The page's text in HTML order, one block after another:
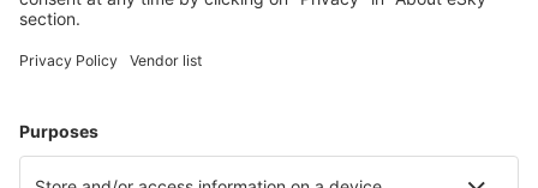
Hoteluri în Reistaddalen